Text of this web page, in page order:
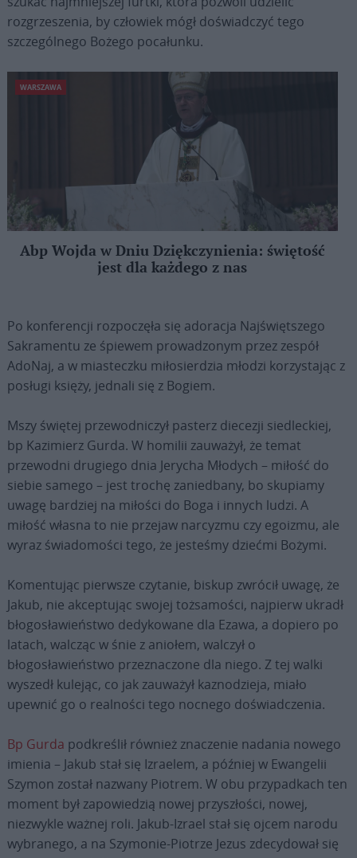
rozgrzeszenia, by człowiek mógł doświadczyć tego
szczególnego Bożego pocałunku.
WARSZAWA
Abp Wojda w Dniu Dziękczynienia: świętość
jest dla każdego z nas
Po konferencji rozpoczęła się adoracja Najświętszego
Sakramentu ze śpiewem prowadzonym przez zespół
AdoNaj, a w miasteczku miłosierdzia młodzi korzystając z
posługi księży, jednali się z Bogiem.
Mszy świętej przewodniczył pasterz diecezji siedleckiej,
bp Kazimierz Gurda. W homilii zauważył, że temat
przewodni drugiego dnia Jerycha Młodych – miłość do
siebie samego – jest trochę zaniedbany, bo skupiamy
uwagę bardziej na miłości do Boga i innych ludzi. A
miłość własna to nie przejaw narcyzmu czy egoizmu, ale
wyraz świadomości tego, że jesteśmy dziećmi Bożymi.
Komentując pierwsze czytanie, biskup zwrócił uwagę, że
Jakub, nie akceptując swojej tożsamości, najpierw ukradł
błogosławieństwo dedykowane dla Ezawa, a dopiero po
latach, walcząc w śnie z aniołem, walczył o
błogosławieństwo przeznaczone dla niego. Z tej walki
wyszedł kulejąc, co jak zauważył kaznodzieja, miało
upewnić go o realności tego nocnego doświadczenia.
Bp Gurda podkreślił również znaczenie nadania nowego
imienia – Jakub stał się Izraelem, a później w Ewangelii
Szymon został nazwany Piotrem. W obu przypadkach ten
moment był zapowiedzią nowej przyszłości, nowej,
niezwykle ważnej roli. Jakub-Izrael stał się ojcem narodu
wybranego, a na Szymonie-Piotrze Jezus zdecydował się